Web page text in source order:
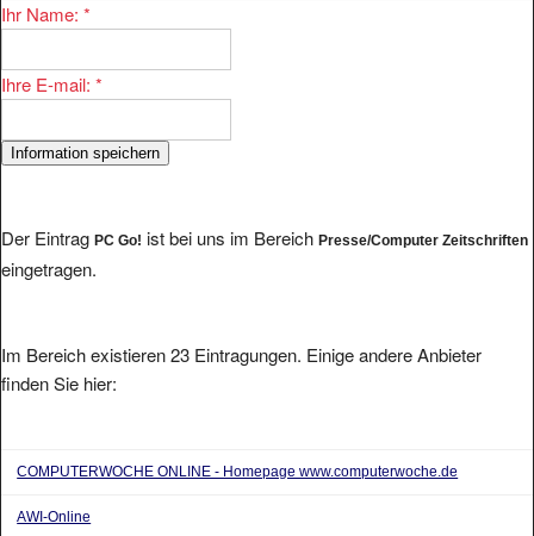
Ihr Name: *
Ihre E-mail: *
Der Eintrag PC Go! ist bei uns im Bereich Presse/Computer Zeitschriften
eingetragen.
Im Bereich existieren 23 Eintragungen. Einige andere Anbieter
finden Sie hier:
COMPUTERWOCHE ONLINE - Homepage www.computerwoche.de
AWI-Online